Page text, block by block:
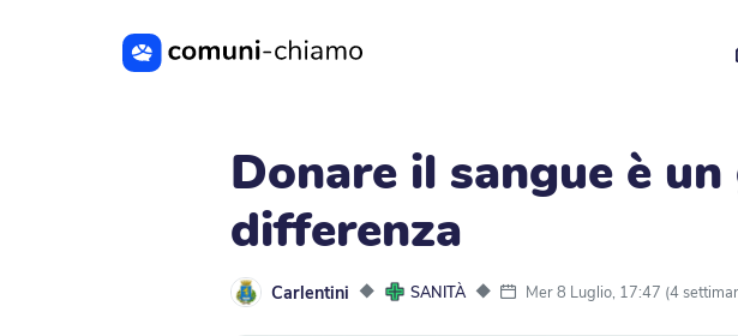
Vai al contenuto principale
Donare il sangue è
differenza
Carlentini ◆ SANITÀ ◆ Mer 8 Luglio, 17:47 (4